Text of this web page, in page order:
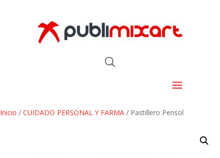
Inicio / CUIDADO PERSONAL Y FARMA / Pastillero Pensol